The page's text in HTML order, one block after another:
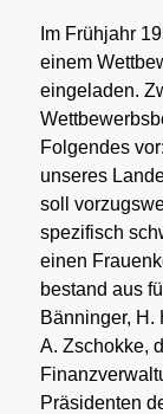
Im Frühjahr
einem
eingeladen.
Folgendes
unseres
soll
spezifisch
einen
bestand aus
Bänninger, H.
A. Zschokke,
Präsidenten